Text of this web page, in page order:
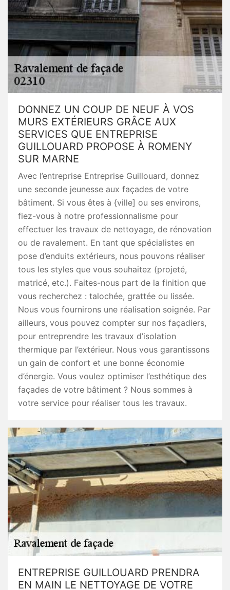
DONNEZ UN COUP DE NEUF À VOS
MURS EXTÉRIEURS GRÂCE AUX
SERVICES QUE ENTREPRISE
GUILLOUARD PROPOSE À ROMENY
SUR MARNE
Avec l’entreprise Entreprise Guillouard, donnez
une seconde jeunesse aux façades de votre
bâtiment. Si vous êtes à {ville] ou ses environs,
fiez-vous à notre professionnalisme pour
effectuer les travaux de nettoyage, de rénovation
ou de ravalement. En tant que spécialistes en
pose d’enduits extérieurs, nous pouvons réaliser
tous les styles que vous souhaitez (projeté,
matricé, etc.). Faites-nous part de la finition que
vous recherchez : talochée, grattée ou lissée.
Nous vous fournirons une réalisation soignée. Par
ailleurs, vous pouvez compter sur nos façadiers,
pour entreprendre les travaux d’isolation
thermique par l’extérieur. Nous vous garantissons
un gain de confort et une bonne économie
d’énergie. Vous voulez optimiser l’esthétique des
façades de votre bâtiment ? Nous sommes à
votre service pour réaliser tous les travaux.
ENTREPRISE GUILLOUARD PRENDRA
EN MAIN LE NETTOYAGE DE VOTRE